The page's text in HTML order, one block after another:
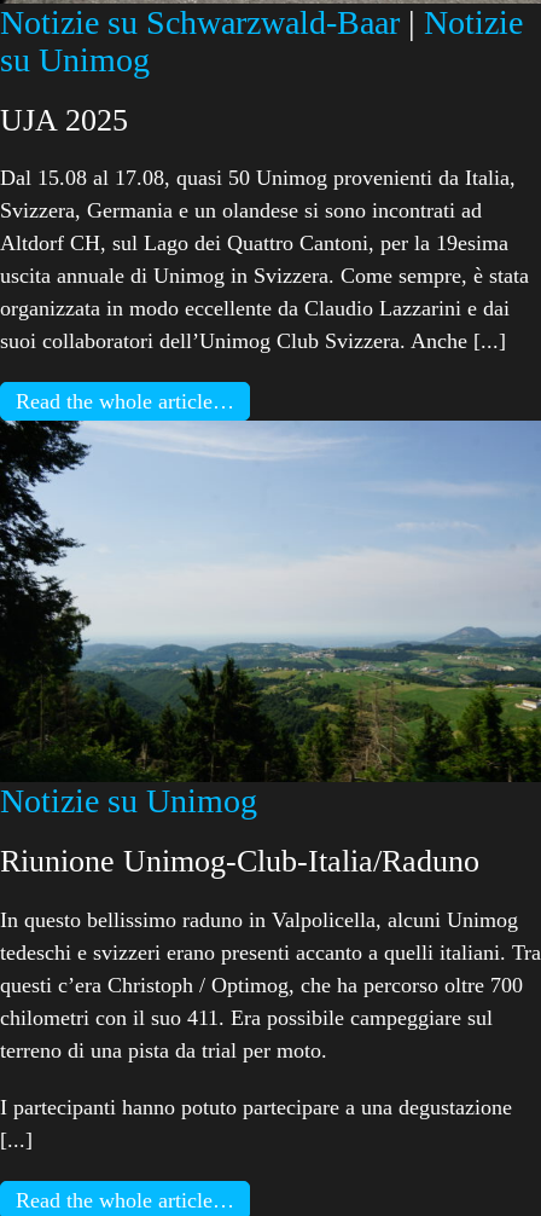
Notizie su Schwarzwald-Baar | Notizie
su Unimog
UJA 2025
Dal 15.08 al 17.08, quasi 50 Unimog provenienti da Italia,
Svizzera, Germania e un olandese si sono incontrati ad
Altdorf CH, sul Lago dei Quattro Cantoni, per la 19esima
uscita annuale di Unimog in Svizzera. Come sempre, è stata
organizzata in modo eccellente da Claudio Lazzarini e dai
suoi collaboratori dell’Unimog Club Svizzera. Anche [...]
Read the whole article…
Notizie su Unimog
Riunione Unimog-Club-Italia/Raduno
In questo bellissimo raduno in Valpolicella, alcuni Unimog
tedeschi e svizzeri erano presenti accanto a quelli italiani. Tra
questi c’era Christoph / Optimog, che ha percorso oltre 700
chilometri con il suo 411. Era possibile campeggiare sul
terreno di una pista da trial per moto.
I partecipanti hanno potuto partecipare a una degustazione
[...]
Read the whole article…